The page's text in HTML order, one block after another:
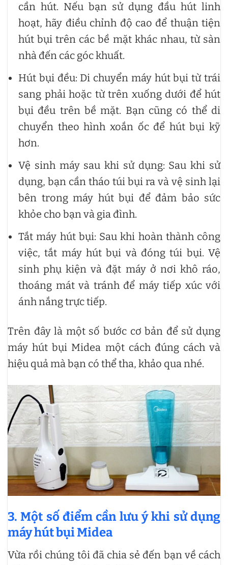
cần hút. Nếu bạn sử dụng đầu hút linh
hoạt, hãy điều chỉnh độ cao để thuận tiện
hút bụi trên các bề mặt khác nhau, từ sàn
nhà đến các góc khuất.
Hút bụi đều: Di chuyển máy hút bụi từ trái
sang phải hoặc từ trên xuống dưới để hút
bụi đều trên bề mặt. Bạn cũng có thể di
chuyển theo hình xoắn ốc để hút bụi kỹ
hơn.
Vệ sinh máy sau khi sử dụng: Sau khi sử
dụng, bạn cần tháo túi bụi ra và vệ sinh lại
bên trong máy hút bụi để đảm bảo sức
khỏe cho bạn và gia đình.
Tắt máy hút bụi: Sau khi hoàn thành công
việc, tắt máy hút bụi và đóng túi bụi. Vệ
sinh phụ kiện và đặt máy ở nơi khô ráo,
thoáng mát và tránh để máy tiếp xúc với
ánh nắng trực tiếp.
Trên đây là một số bước cơ bản để sử dụng
máy hút bụi Midea một cách đúng cách và
hiệu quả mà bạn có thể tha, khảo qua nhé.
3.Một số điểm cần lưu ý khi sử dụng
máy hút bụi Midea
Vừa rồi chúng tôi đã chia sẻ đến bạn về cách